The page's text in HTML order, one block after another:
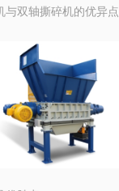
与双轴撕碎机的优异点